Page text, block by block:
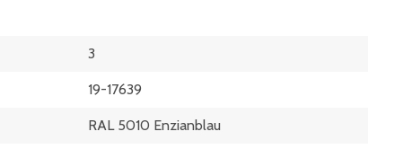
3
19-17639
RAL 5010 Enzianblau